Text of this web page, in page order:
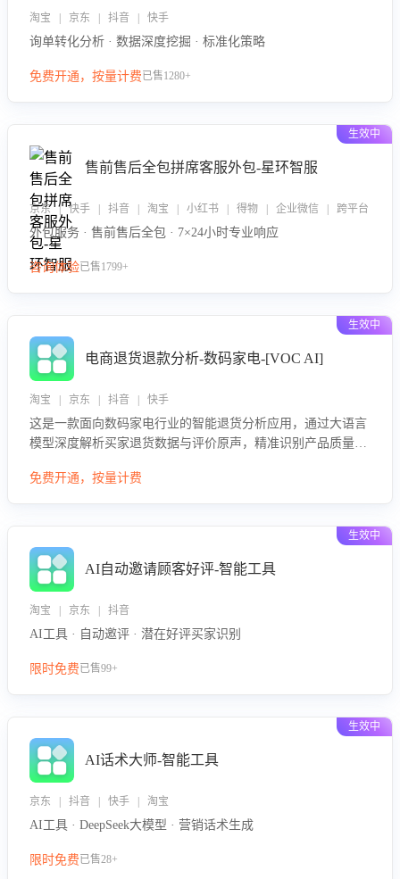
淘宝 | 京东 | 抖音 | 快手
询单转化分析 · 数据深度挖掘 · 标准化策略
免费开通，按量计费已售1280+
生效中
售前售后全包拼席客服外包-星环智服
京东 | 快手 | 抖音 | 淘宝 | 小红书 | 得物 | 企业微信 | 跨平台
外包服务 · 售前售后全包 · 7×24小时专业响应
咨询体验已售1799+
生效中
电商退货退款分析-数码家电-[VOC AI]
淘宝 | 京东 | 抖音 | 快手
这是一款面向数码家电行业的智能退货分析应用，通过大语言
模型深度解析买家退货数据与评价原声，精准识别产品质量、
议，通过挖掘用户痛点驱动产品迭代，从根本上降低退货率，
免费开通，按量计费
生效中
AI自动邀请顾客好评-智能工具
淘宝 | 京东 | 抖音
AI工具 · 自动邀评 · 潜在好评买家识别
限时免费已售99+
生效中
AI话术大师-智能工具
京东 | 抖音 | 快手 | 淘宝
AI工具 · DeepSeek大模型 · 营销话术生成
限时免费已售28+